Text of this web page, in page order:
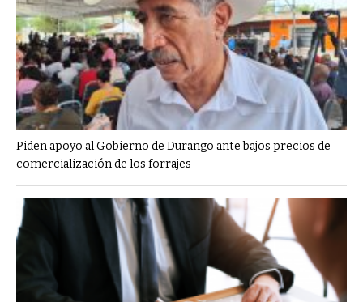
Piden apoyo al Gobierno de Durango ante bajos precios de
comercialización de los forrajes